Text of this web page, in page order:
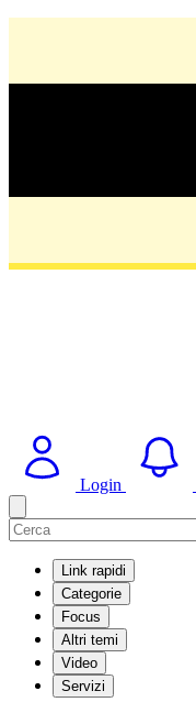
Login
Link rapidi
Categorie
Focus
Altri temi
Video
Servizi